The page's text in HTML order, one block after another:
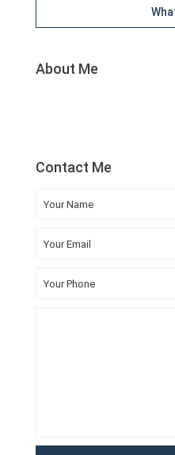
About Me
Contact Me